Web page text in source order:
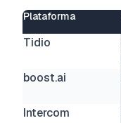
Plataforma
Tidio
boost.ai
Intercom